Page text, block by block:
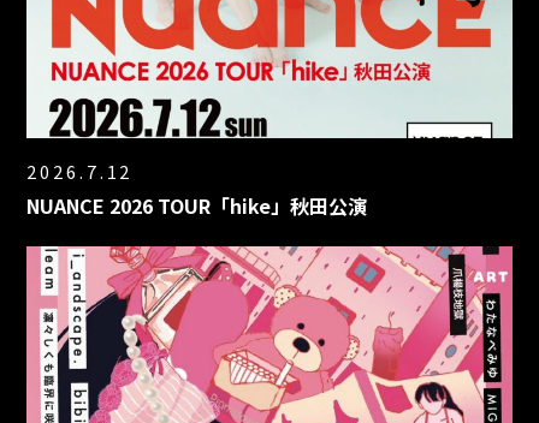
2026.7.12
NUANCE 2026 TOUR「hike」秋田公演